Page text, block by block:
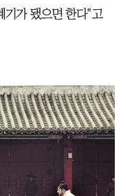
기가 됐으면 한다"고